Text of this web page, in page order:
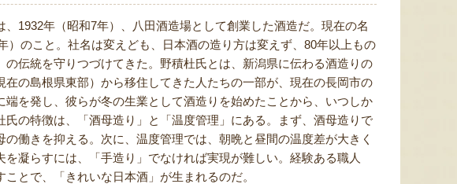
1932年（昭和7年）、八田酒造場として創業した酒造だ。現在の名
）のこと。社名は変えども、日本酒の造り方は変えず、80年以上もの
の伝統を守りつづけてきた。野積杜氏とは、新潟県に伝わる酒造りの
の島根県東部）から移住してきた人たちの一部が、現在の長岡市の
を発し、彼らが冬の生業として酒造りを始めたことから、いつしか
の特徴は、「酒母造り」と「温度管理」にある。まず、酒母造りで
働きを抑える。次に、温度管理では、朝晩と昼間の温度差が大きく
凝らすには、「手造り」でなければ実現が難しい。経験ある職人
とで、「きれいな日本酒」が生まれるのだ。